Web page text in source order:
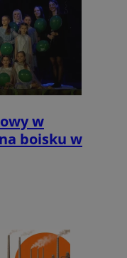
w
boisku w